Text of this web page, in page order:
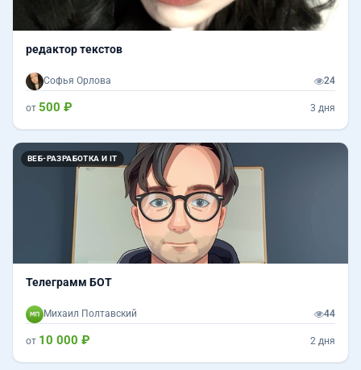
редактор текстов
Софья Орлова 24
от 500 ₽ 3 дня
ВЕБ-РАЗРАБОТКА И IT
Телеграмм БОТ
Михаил Полтавский 44
от 10 000 ₽ 2 дня